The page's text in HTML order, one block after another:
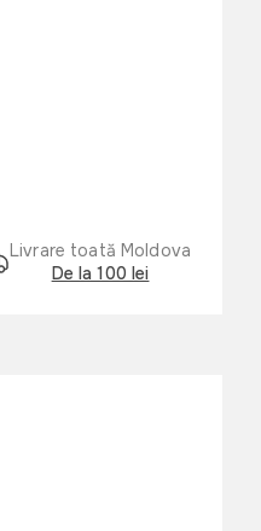
Livrare toată Moldova
De la 100 lei